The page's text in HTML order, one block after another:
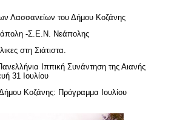
Λασσανείων του Δήμου Κοζάνης
-Σ.Ε.Ν. Νεάπολης
στη Σιάτιστα.
Ιππική Συνάντηση της Αιανής
31 Ιουλίου
Δήμου Κοζάνης: Πρόγραμμα Ιουλίου